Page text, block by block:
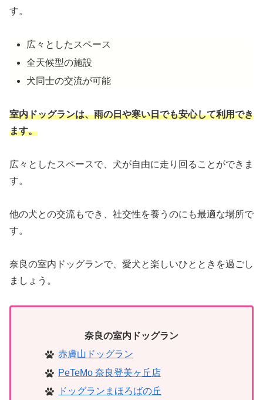
す。
広々としたスペース
全天候型の施設
犬同士の交流が可能
室内ドッグランは、雨の日や寒い日でも安心して利用でき
ます。
広々としたスペースで、犬が自由に走り回ることができま
す。
他の犬との交流もでき、社交性を養うのにも最適な場所で
す。
奈良の室内ドッグランで、愛犬と楽しいひとときを過ごし
ましょう。
奈良の室内ドッグラン
赤膚山ドッグラン
PeTeMo 奈良登美ヶ丘店
ドッグランまほろばの丘